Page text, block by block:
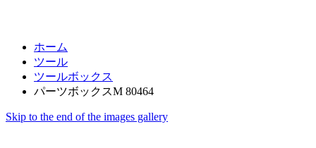
ホーム
ツール
ツールボックス
パーツボックスM 80464
Skip to the end of the images gallery